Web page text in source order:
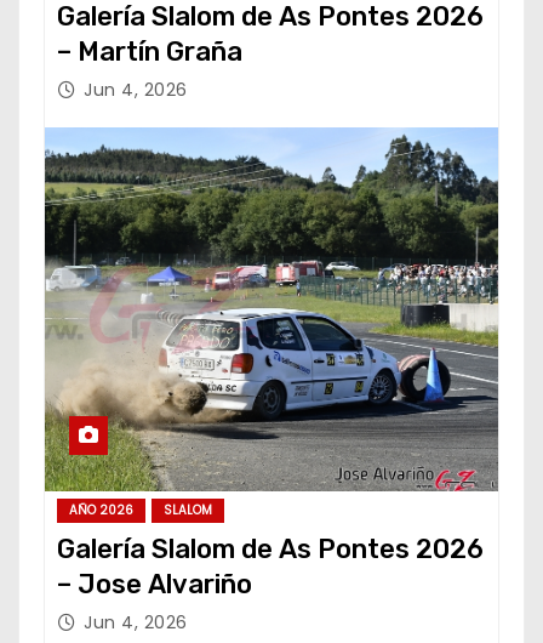
Galería Slalom de As Pontes 2026
– Martín Graña
Jun 4, 2026
AÑO 2026 SLALOM
Galería Slalom de As Pontes 2026
– Jose Alvariño
Jun 4, 2026